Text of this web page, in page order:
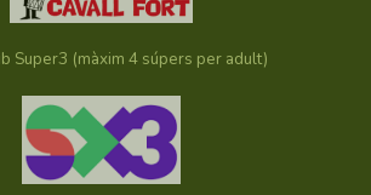
Super3 (màxim 4 súpers per adult)